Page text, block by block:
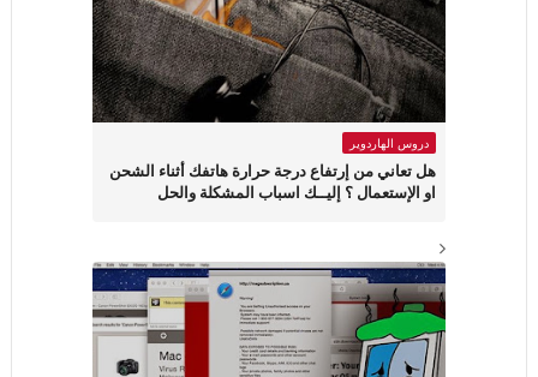
دروس الهاردوير
هل تعاني من إرتفاع درجة حرارة هاتفك أثناء الشحن
او الإستعمال ؟ إليــك اسباب المشكلة والحل